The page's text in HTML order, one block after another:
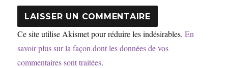
Ce site utilise Akismet pour réduire les indésirables.En
savoir plus sur la façon dont les données de vos
commentaires sont traitées.